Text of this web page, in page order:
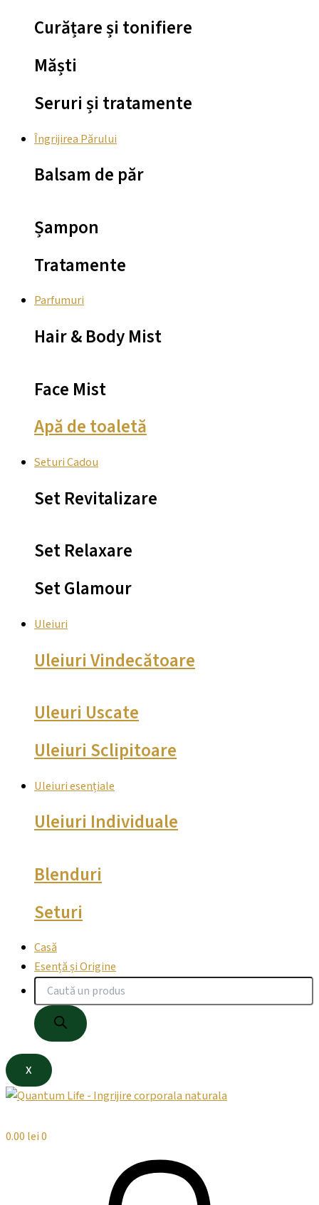
Curățare și tonifiere
Măști
Seruri și tratamente
Îngrijirea Părului
Balsam de păr
Șampon
Tratamente
Parfumuri
Hair & Body Mist
Face Mist
Apă de toaletă
Seturi Cadou
Set Revitalizare
Set Relaxare
Set Glamour
Uleiuri
Uleiuri Vindecătoare
Uleuri Uscate
Uleiuri Sclipitoare
Uleiuri esențiale
Uleiuri Individuale
Blenduri
Seturi
Casă
Esență și Origine
X
0.00 lei0